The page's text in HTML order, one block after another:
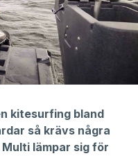
kitesurfing bland
så krävs några
lämpar sig för